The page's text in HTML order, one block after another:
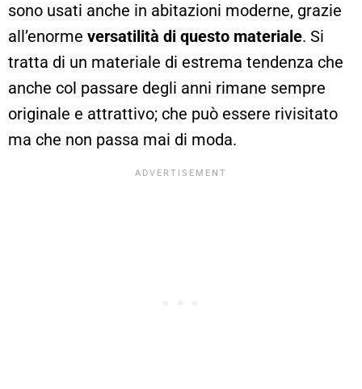
sono usati anche in abitazioni moderne, grazie
all’enorme versatilità di questo materiale. Si
tratta di un materiale di estrema tendenza che
anche col passare degli anni rimane sempre
originale e attrattivo; che può essere rivisitato
ma che non passa mai di moda.